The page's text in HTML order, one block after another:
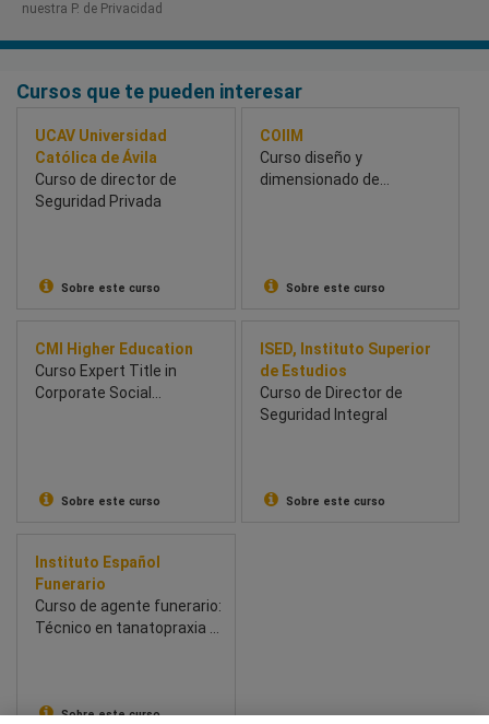
nuestra P. de Privacidad​
Cursos que te pueden interesar
UCAV Universidad
Católica de Ávila
Curso de director de
Seguridad Privada
Sobre este curso
COIIM
Curso diseño y
dimensionado de
ahorro energético
Sobre este curso
CMI Higher Education
Curso Expert Title in
Corporate Social
Sobre este curso
ISED, Instituto Superior
de Estudios
Curso de Director de
Seguridad Integral
Sobre este curso
Instituto Español
Funerario
Curso de agente funerario:
Técnico en tanatopraxia y
Sobre este curso